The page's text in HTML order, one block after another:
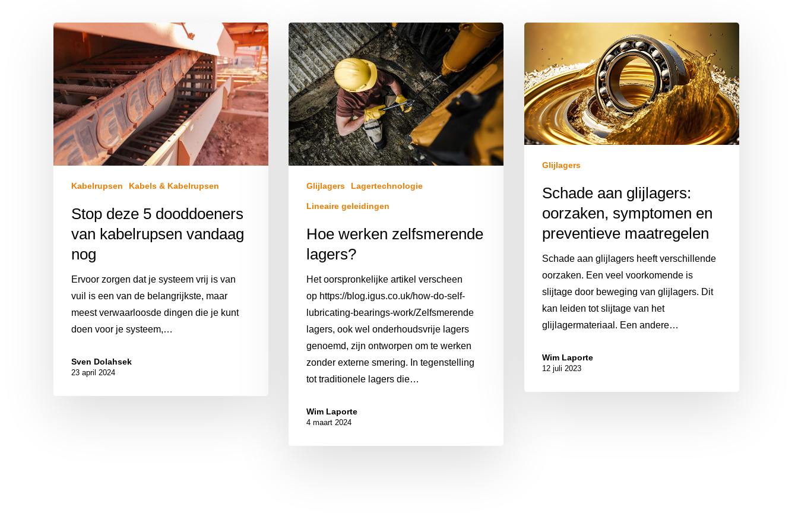
Kabelrupsen Kabels & Kabelrupsen
Stop deze 5 dooddoeners
van kabelrupsen vandaag
nog
Ervoor zorgen dat je systeem vrij is van
vuil is een van de belangrijkste, maar
meest verwaarloosde dingen die je kunt
doen voor je systeem,…
Sven Dolahsek
23 april 2024
Glijlagers Lagertechnologie
Lineaire geleidingen
Hoe werken zelfsmerende
lagers?
Het oorspronkelijke artikel verscheen
op https://blog.igus.co.uk/how-do-self-
lubricating-bearings-work/Zelfsmerende
lagers, ook wel onderhoudsvrije lagers
genoemd, zijn ontworpen om te werken
zonder externe smering. In tegenstelling
tot traditionele lagers die…
Wim Laporte
4 maart 2024
Glijlagers
Schade aan glijlagers:
oorzaken, symptomen en
preventieve maatregelen
Schade aan glijlagers heeft verschillende
oorzaken. Een veel voorkomende is
slijtage door beweging van glijlagers. Dit
kan leiden tot slijtage van het
glijlagermateriaal. Een andere…
Wim Laporte
12 juli 2023